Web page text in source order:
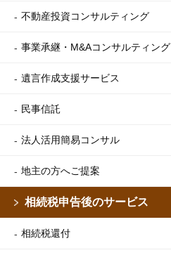
不動産投資コンサルティング
事業承継・M&Aコンサルティング
遺言作成支援サービス
民事信託
法人活用簡易コンサル
地主の方へご提案
相続税申告後のサービス
相続税還付